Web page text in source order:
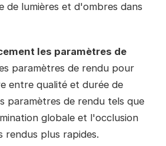
de lumières et d'ombres dans
les paramètres de
paramètres de rendu pour
entre qualité et durée de
paramètres de rendu tels que
globale et l'occlusion
rendus plus rapides.